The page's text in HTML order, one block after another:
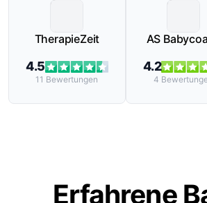
TherapieZeit
4.5
11 Bewertungen
AS
4.2
4
Erfahrene